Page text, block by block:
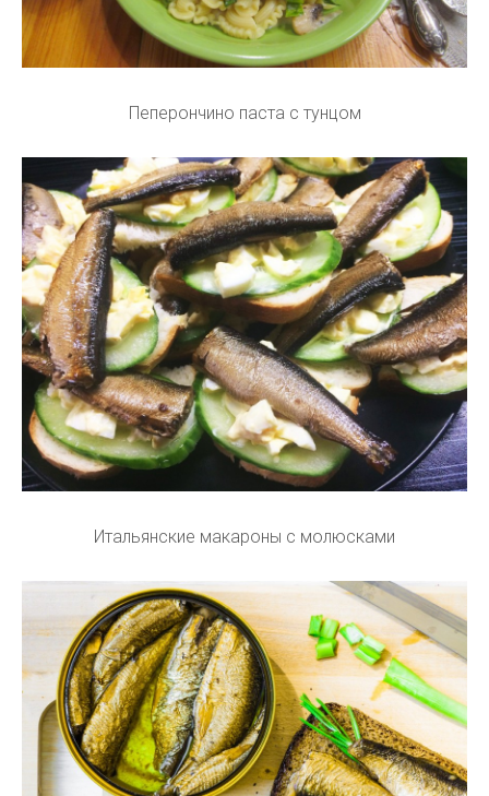
Пеперончино паста с тунцом
Итальянские макароны с молюсками